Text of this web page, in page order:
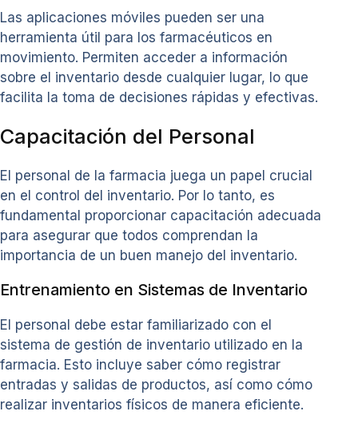
Las aplicaciones móviles pueden ser una
herramienta útil para los farmacéuticos en
movimiento. Permiten acceder a información
sobre el inventario desde cualquier lugar, lo que
facilita la toma de decisiones rápidas y efectivas.
Capacitación del Personal
El personal de la farmacia juega un papel crucial
en el control del inventario. Por lo tanto, es
fundamental proporcionar capacitación adecuada
para asegurar que todos comprendan la
importancia de un buen manejo del inventario.
Entrenamiento en Sistemas de Inventario
El personal debe estar familiarizado con el
sistema de gestión de inventario utilizado en la
farmacia. Esto incluye saber cómo registrar
entradas y salidas de productos, así como cómo
realizar inventarios físicos de manera eficiente.